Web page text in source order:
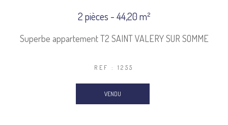
2 pièces - 44,20 m²
Superbe appartement T2 SAINT VALERY SUR SOMME
REF : 1255
VENDU